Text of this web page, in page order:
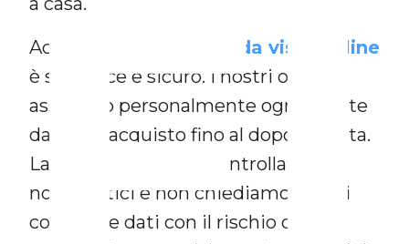
Acquistare gli
occhiali da vista online
è semplice e sicuro. I nostri ottici
assistono personalmente ogni cliente
da inizio acquisto fino al dopo vendita.
La tua ricetta viene controllata dai
nostri ottici e non chiediamo a te di
compilare dati con il rischio di